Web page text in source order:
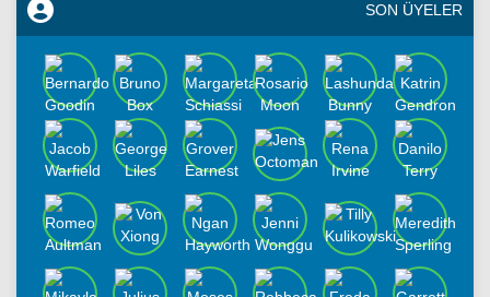
SON ÜYELER